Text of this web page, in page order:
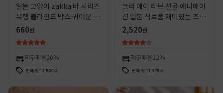
일본 고양이 zakka 바 시리즈
유행 블라인드 박스 귀여운 미
니어처 수지 공예 데스크탑 홈
660원
재구매율20%
판매개수1,504개
크리 에이 티브 선물 애니메이
션 일본 식료품 재미있는 조명
야간 조명 수지 공예 홈 장식
국경 장식품
2,520원
재구매율22%
판매개수1,179개